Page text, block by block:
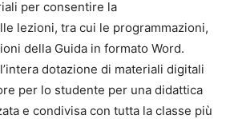
per consentire la
lezioni, tra cui le programmazioni,
della Guida in formato Word.
dotazione di materiali digitali
per lo studente per una didattica
e condivisa con tutta la classe più